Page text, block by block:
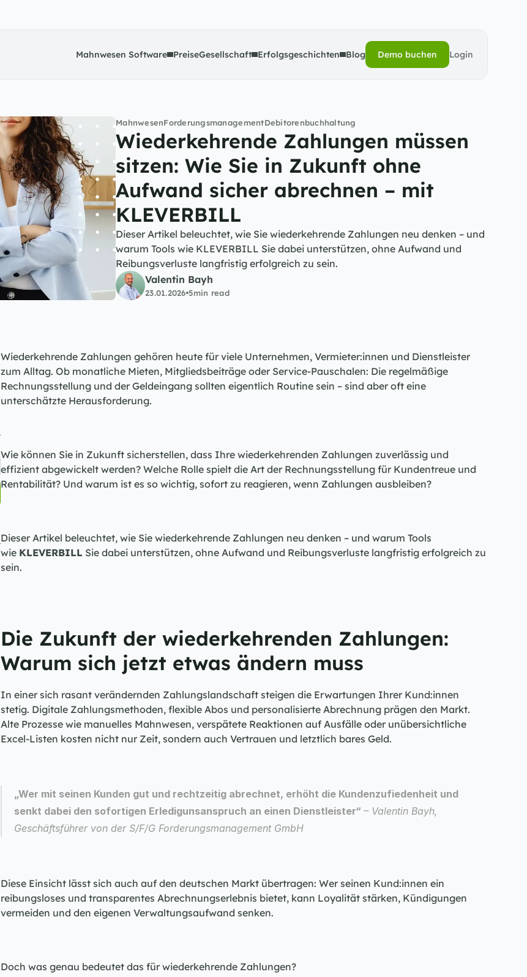
Mahnwesen Software PreiseGesellschaft Erfolgsgeschichten Blog
Demo buchen
Login
MahnwesenForderungsmanagementDebitorenbuchhaltung
Wiederkehrende Zahlungen müssen
sitzen: Wie Sie in Zukunft ohne
Aufwand sicher abrechnen – mit
KLEVERBILL
Dieser Artikel beleuchtet, wie Sie wiederkehrende Zahlungen neu denken – und
warum Tools wie KLEVERBILL Sie dabei unterstützen, ohne Aufwand und
Reibungsverluste langfristig erfolgreich zu sein.
Valentin Bayh
23.01.2026 5min read
Wiederkehrende Zahlungen gehören heute für viele Unternehmen, Vermieter:innen und Dienstleister
zum Alltag. Ob monatliche Mieten, Mitgliedsbeiträge oder Service-Pauschalen: Die regelmäßige
Rechnungsstellung und der Geldeingang sollten eigentlich Routine sein – sind aber oft eine
unterschätzte Herausforderung.
Wie können Sie in Zukunft sicherstellen, dass Ihre wiederkehrenden Zahlungen zuverlässig und
effizient abgewickelt werden? Welche Rolle spielt die Art der Rechnungsstellung für Kundentreue und
Rentabilität? Und warum ist es so wichtig, sofort zu reagieren, wenn Zahlungen ausbleiben?
Dieser Artikel beleuchtet, wie Sie wiederkehrende Zahlungen neu denken – und warum Tools
wie KLEVERBILL Sie dabei unterstützen, ohne Aufwand und Reibungsverluste langfristig erfolgreich zu
sein.
Die Zukunft der wiederkehrenden Zahlungen:
Warum sich jetzt etwas ändern muss
In einer sich rasant verändernden Zahlungslandschaft steigen die Erwartungen Ihrer Kund:innen
stetig. Digitale Zahlungsmethoden, flexible Abos und personalisierte Abrechnung prägen den Markt.
Alte Prozesse wie manuelles Mahnwesen, verspätete Reaktionen auf Ausfälle oder unübersichtliche
Excel-Listen kosten nicht nur Zeit, sondern auch Vertrauen und letztlich bares Geld.
„Wer mit seinen Kunden gut und rechtzeitig abrechnet, erhöht die Kundenzufiedenheit und
senkt dabei den sofortigen Erledigunsanspruch an einen Dienstleister“ – Valentin Bayh,
Geschäftsführer von der S/F/G Forderungsmanagement GmbH
Diese Einsicht lässt sich auch auf den deutschen Markt übertragen: Wer seinen Kund:innen ein
reibungsloses und transparentes Abrechnungserlebnis bietet, kann Loyalität stärken, Kündigungen
vermeiden und den eigenen Verwaltungsaufwand senken.
Doch was genau bedeutet das für wiederkehrende Zahlungen?